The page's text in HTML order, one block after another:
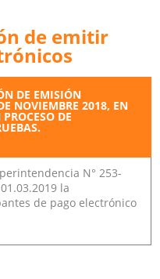
de emitir
DE EMISIÓN
NOVIEMBRE 2018, EN
DE
N° 253-
la
de pago electrónico